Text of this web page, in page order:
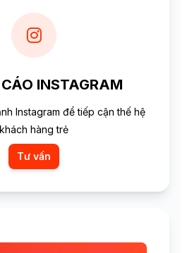
INSTAGRAM
Instagram để tiếp cận thế hệ
khách hàng trẻ
Tư vấn